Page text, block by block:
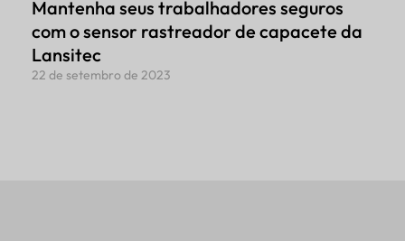
Mantenha seus trabalhadores seguros
com o sensor rastreador de capacete da
Lansitec
22 de setembro de 2023